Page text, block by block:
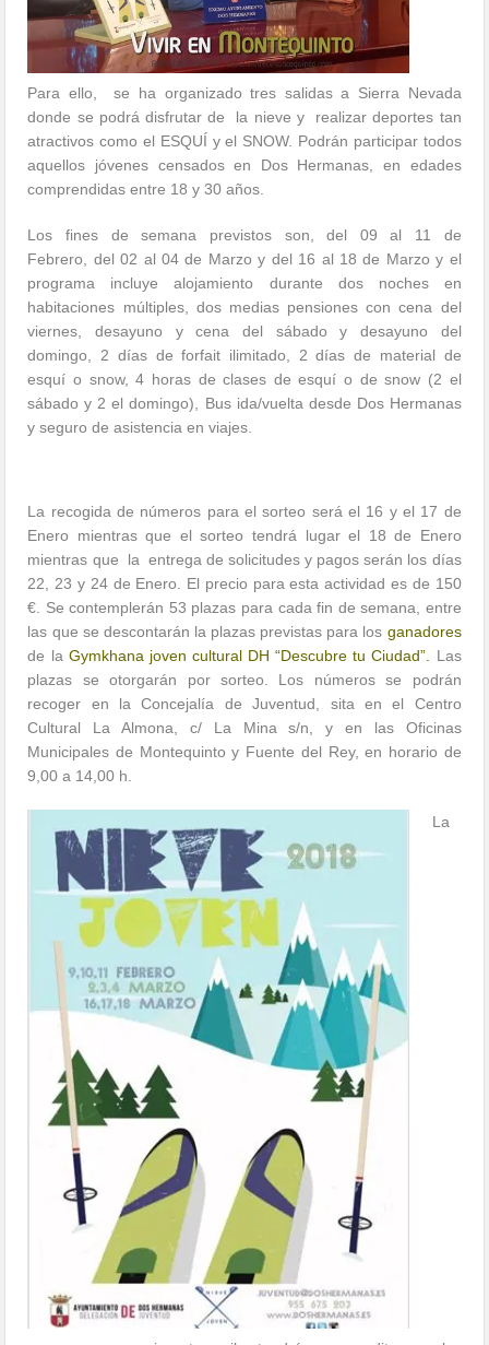
Para ello, se ha organizado tres salidas a Sierra Nevada
donde se podrá disfrutar de la nieve y realizar deportes tan
atractivos como el ESQUÍ y el SNOW. Podrán participar todos
aquellos jóvenes censados en Dos Hermanas, en edades
comprendidas entre 18 y 30 años.
Los fines de semana previstos son, del 09 al 11 de
Febrero, del 02 al 04 de Marzo y del 16 al 18 de Marzo y el
programa incluye alojamiento durante dos noches en
habitaciones múltiples, dos medias pensiones con cena del
viernes, desayuno y cena del sábado y desayuno del
domingo, 2 días de forfait ilimitado, 2 días de material de
esquí o snow, 4 horas de clases de esquí o de snow (2 el
sábado y 2 el domingo), Bus ida/vuelta desde Dos Hermanas
y seguro de asistencia en viajes.
La recogida de números para el sorteo será el 16 y el 17 de
Enero mientras que el sorteo tendrá lugar el 18 de Enero
mientras que la entrega de solicitudes y pagos serán los días
22, 23 y 24 de Enero. El precio para esta actividad es de 150
€. Se contemplerán 53 plazas para cada fin de semana, entre
las que se descontarán la plazas previstas para los ganadores
de la Gymkhana joven cultural DH “Descubre tu Ciudad”. Las
plazas se otorgarán por sorteo. Los números se podrán
recoger en la Concejalía de Juventud, sita en el Centro
Cultural La Almona, c/ La Mina s/n, y en las Oficinas
Municipales de Montequinto y Fuente del Rey, en horario de
9,00 a 14,00 h.
La